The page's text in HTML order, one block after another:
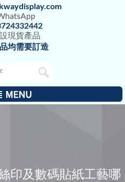
現貨產品
均需要訂造
印及數碼貼紙工藝哪